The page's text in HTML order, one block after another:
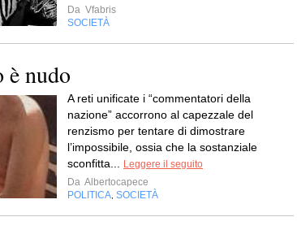
Da Vfabris
SOCIETÀ
è nudo
A reti unificate i “commentatori della
nazione” accorrono al capezzale del
renzismo per tentare di dimostrare
l’impossibile, ossia che la sostanziale
sconfitta...
Leggere il seguito
Da Albertocapece
POLITICA SOCIETÀ